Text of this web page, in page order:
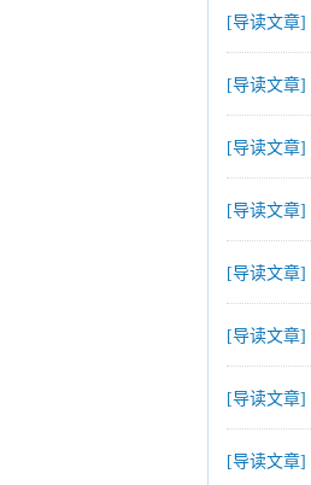
[导读文章]
[导读文章]
[导读文章]
[导读文章]
[导读文章]
[导读文章]
[导读文章]
[导读文章]